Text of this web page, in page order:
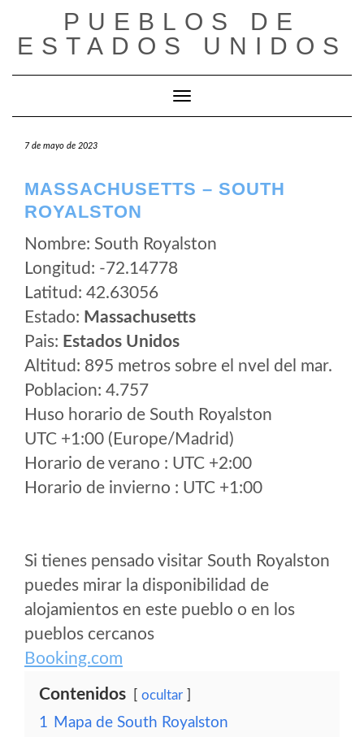
contenido
PUEBLOS DE
ESTADOS UNIDOS
Cambiar modo de navegación
7 de mayo de 2023
MASSACHUSETTS – SOUTH
ROYALSTON
Nombre: South Royalston
Longitud: -72.14778
Latitud: 42.63056
Estado: Massachusetts
Pais: Estados Unidos
Altitud: 895 metros sobre el nvel del mar.
Poblacion: 4.757
Huso horario de South Royalston
UTC +1:00 (Europe/Madrid)
Horario de verano : UTC +2:00
Horario de invierno : UTC +1:00
Si tienes pensado visitar South Royalston
puedes mirar la disponibilidad de
alojamientos en este pueblo o en los
pueblos cercanos
Booking.com
Contenidos ocultar
1 Mapa de South Royalston